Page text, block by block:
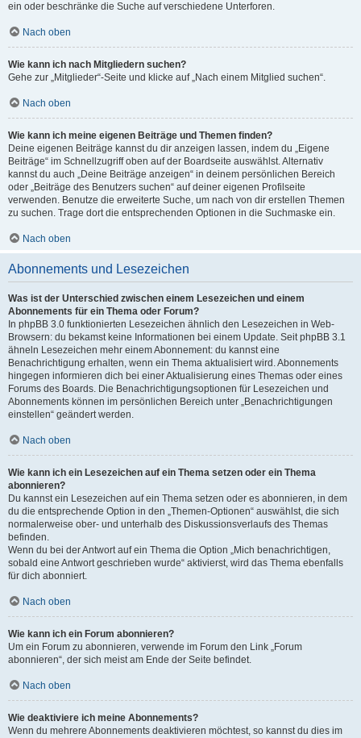
ein oder beschränke die Suche auf verschiedene Unterforen.
Nach oben
Wie kann ich nach Mitgliedern suchen?
Gehe zur „Mitglieder“-Seite und klicke auf „Nach einem Mitglied suchen“.
Nach oben
Wie kann ich meine eigenen Beiträge und Themen finden?
Deine eigenen Beiträge kannst du dir anzeigen lassen, indem du „Eigene
Beiträge“ im Schnellzugriff oben auf der Boardseite auswählst. Alternativ
kannst du auch „Deine Beiträge anzeigen“ in deinem persönlichen Bereich
oder „Beiträge des Benutzers suchen“ auf deiner eigenen Profilseite
verwenden. Benutze die erweiterte Suche, um nach von dir erstellen Themen
zu suchen. Trage dort die entsprechenden Optionen in die Suchmaske ein.
Nach oben
Abonnements und Lesezeichen
Was ist der Unterschied zwischen einem Lesezeichen und einem
Abonnements für ein Thema oder Forum?
In phpBB 3.0 funktionierten Lesezeichen ähnlich den Lesezeichen in Web-
Browsern: du bekamst keine Informationen bei einem Update. Seit phpBB 3.1
ähneln Lesezeichen mehr einem Abonnement: du kannst eine
Benachrichtigung erhalten, wenn ein Thema aktualisiert wird. Abonnements
hingegen informieren dich bei einer Aktualisierung eines Themas oder eines
Forums des Boards. Die Benachrichtigungsoptionen für Lesezeichen und
Abonnements können im persönlichen Bereich unter „Benachrichtigungen
einstellen“ geändert werden.
Nach oben
Wie kann ich ein Lesezeichen auf ein Thema setzen oder ein Thema
abonnieren?
Du kannst ein Lesezeichen auf ein Thema setzen oder es abonnieren, in dem
du die entsprechende Option in den „Themen-Optionen“ auswählst, die sich
normalerweise ober- und unterhalb des Diskussionsverlaufs des Themas
befinden.
Wenn du bei der Antwort auf ein Thema die Option „Mich benachrichtigen,
sobald eine Antwort geschrieben wurde“ aktivierst, wird das Thema ebenfalls
für dich abonniert.
Nach oben
Wie kann ich ein Forum abonnieren?
Um ein Forum zu abonnieren, verwende im Forum den Link „Forum
abonnieren“, der sich meist am Ende der Seite befindet.
Nach oben
Wie deaktiviere ich meine Abonnements?
Wenn du mehrere Abonnements deaktivieren möchtest, so kannst du dies im